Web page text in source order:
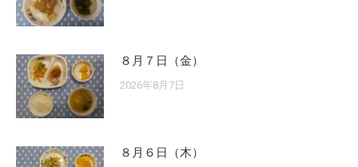
８月７日（金）
2026年8月7日
８月６日（木）